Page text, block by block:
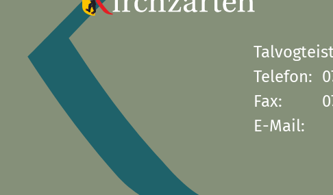
Telefon:
Fax:
E-Mail: